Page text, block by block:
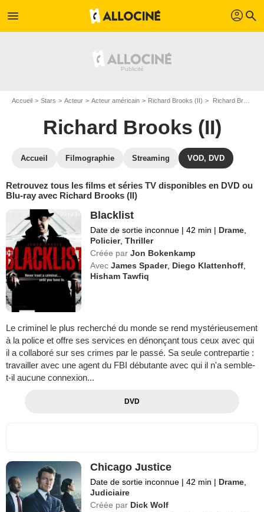
menu profil search
Accueil Stars Acteur Acteur américain Richard Brooks (II) Richard Brooks (II) : ses Blu-Ray, DVD, VOD, SVOD
Richard Brooks (II)
Accueil Filmographie Streaming VOD, DVD
Retrouvez tous les films et séries TV disponibles en DVD ou
Blu-ray avec Richard Brooks (II)
Blacklist
Date de sortie inconnue | 42 min | Drame
Policier,Thriller
Créée par Jon Bokenkamp
Avec James Spader, Diego Klattenhoff
Hisham Tawfiq
Le criminel le plus recherché du monde se rend mystérieusement
à la police et offre ses services en dénonçant tous ceux avec qui
il a collaboré sur ses crimes par le passé. Sa seule contrepartie :
travailler avec une agent du FBI débutante avec qui il n'a semble-
t-il aucune connexion...
DVD
Chicago Justice
Date de sortie inconnue | 42 min | Drame
Judiciaire
Créée par Dick Wolf